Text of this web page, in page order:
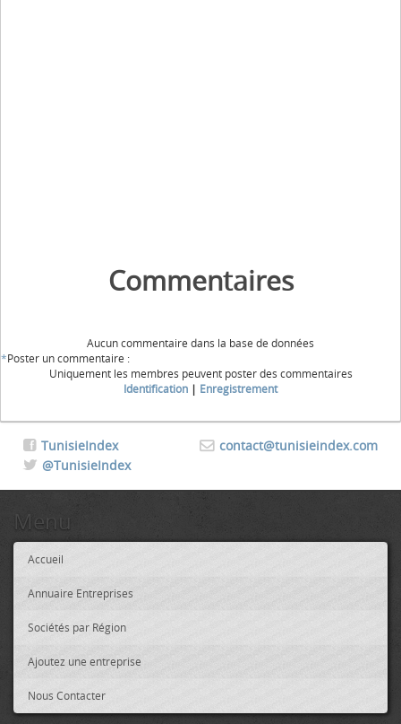
Commentaires
Aucun commentaire dans la base de données
*Poster un commentaire :
Uniquement les membres peuvent poster des commentaires
Identification | Enregistrement
contact@tunisieindex.com
TunisieIndex
@TunisieIndex
Menu
Accueil
Annuaire Entreprises
Sociétés par Région
Ajoutez une entreprise
Nous Contacter